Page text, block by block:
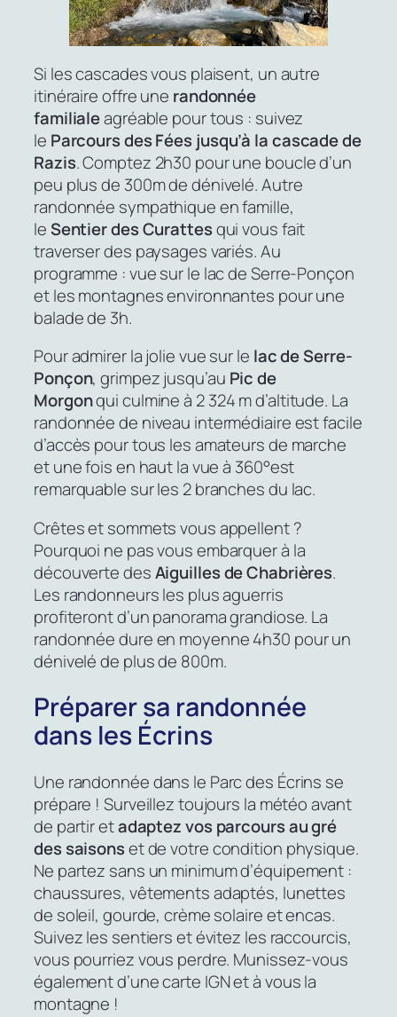
Si les cascades vous plaisent, un autre
itinéraire offre une randonnée
familialeagréable pour tous : suivez
le Parcours des Fées jusqu’à la cascade de
Razis. Comptez 2h30 pour une boucle d’un
peu plus de 300m de dénivelé. Autre
randonnée sympathique en famille,
leSentier des Curattesqui vous fait
traverser des paysages variés. Au
programme : vue sur le lac de Serre-Ponçon
et les montagnes environnantes pour une
balade de 3h.
Pour admirer la jolie vue sur le lac de Serre-
Ponçon, grimpez jusqu’au Pic de
Morgonqui culmine à 2 324 m d’altitude. La
randonnée de niveau intermédiaire est facile
d’accès pour tous les amateurs de marche
et une fois en haut la vue à 360°est
remarquable sur les 2 branches du lac.
Crêtes et sommets vous appellent ?
Pourquoi ne pas vous embarquer à la
découverte desAiguilles de Chabrières.
Les randonneurs les plus aguerris
profiteront d’un panorama grandiose. La
randonnée dure en moyenne 4h30 pour un
dénivelé de plus de 800m.
Préparer sa randonnée
dans les Écrins
Une randonnée dans le Parc des Écrins se
prépare ! Surveillez toujours la météo avant
de partir etadaptez vos parcours au gré
des saisonset de votre condition physique.
Ne partez sans un minimum d’équipement :
chaussures, vêtements adaptés, lunettes
de soleil, gourde, crème solaire et encas.
Suivez les sentiers et évitez les raccourcis,
vous pourriez vous perdre. Munissez-vous
également d’une carte IGN et à vous la
montagne !